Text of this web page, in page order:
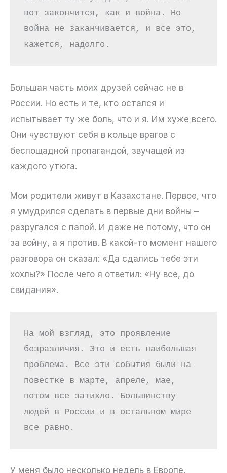
вот закончится, как и война. Но
война не заканчивается, и все это,
кажется, надолго.
Большая часть моих друзей сейчас не в
России. Но есть и те, кто остался и
испытывает ту же боль, что и я. Им хуже всего.
Они чувствуют себя в кольце врагов с
беспощадной пропагандой, звучащей из
каждого утюга.
Мои родители живут в Казахстане. Первое, что
я умудрился сделать в первые дни войны –
разругался с папой. И даже не потому, что он
за войну, а я против. В какой-то момент нашего
разговора он сказал: «Да сдались тебе эти
хохлы?» После чего я ответил: «Ну все, до
свидания».
На мой взгляд, это проявление
безразличия. Это и есть наибольшая
проблема. Все эти события были на
повестке в марте, апреле, мае,
потом все затихло. Большинству
людей в России и в остальном мире
все равно.
У меня было несколько недель в Европе.